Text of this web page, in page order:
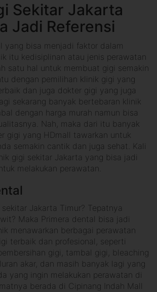
Sekitar Jakarta
Jadi Referensi
yang bisa menjadi faktor dalam
itu kedisiplinan atau jenis perawatan
satu hal untuk membuat gigi semakin
dengan pemilihan klinik gigi yang
dan juga dokter gigi yang juga
sekarang banyak bertebaran klinik
dengan harga murah namun bisa
Nah, maka dari itu banyak
gigi yang HDmall tawarkan untuk
semakin cantik dan juga sehat. Kali
gigi sekitar Jakarta yang bisa jadi
melakukan perawatan.
Jakarta Timur? Tepatnya
Maka Primera dental bisa jadi
menawarkan berbagai perawatan
terbaik dan profesional, seperti
gigi, tambal gigi, bleaching
akar, dan masih banyak lagi yang
yang ingin melakukan perawatan di
berada di Cipinang Indah Mall